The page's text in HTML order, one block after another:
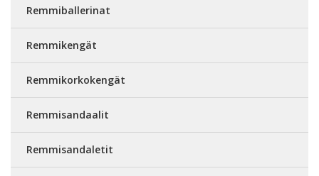
Remmiballerinat
Remmikengät
Remmikorkokengät
Remmisandaalit
Remmisandaletit